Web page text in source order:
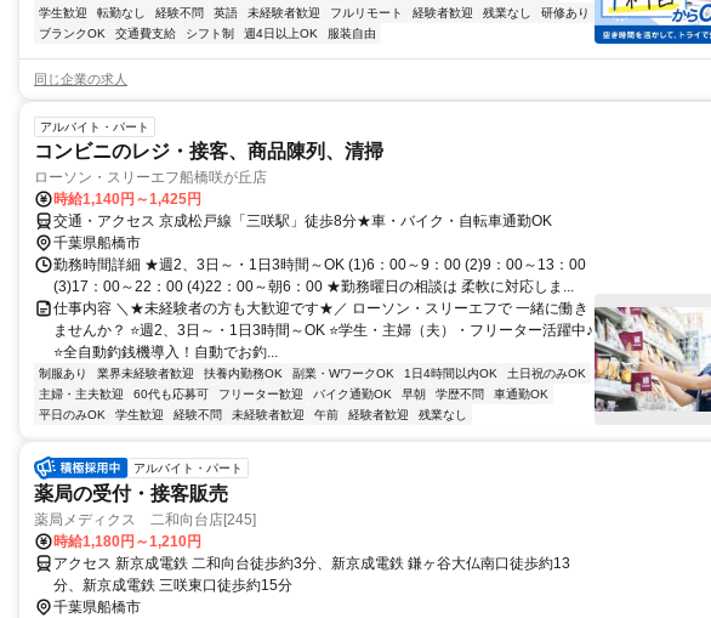
学生歓迎
転勤なし 経験不問 英語 未経験者歓迎 フルリモート 経験者歓迎 残業なし
研修あり
ブランクOK
交通費支給 シフト制 週4日以上OK 服装自由
同じ企業の求人
アルバイト・パート
コンビニのレジ・接客、商品陳列、清掃
ローソン・スリーエフ船橋咲が丘店
時給1,140円～1,425円
交通・アクセス 京成松戸線「三咲駅」徒歩8分★車・バイク・自転車通勤OK
千葉県船橋市
勤務時間詳細 ★週2、3日～・1日3時間～OK (1)6：00～9：00 (2)9：00～13：00
(3)17：00～22：00 (4)22：00～朝6：00 ★勤務曜日の相談は 柔軟に対応しま...
仕事内容 ＼★未経験者の方も大歓迎です★／ ローソン・スリーエフで 一緒に働き
ませんか？ ⭐週2、3日～・1日3時間～OK ⭐学生・主婦（夫）・フリーター活躍中♪
⭐全自動釣銭機導入！自動でお釣...
制服あり 業界未経験者歓迎 扶養内勤務OK 副業・WワークOK 1日4時間以内OK
土日祝のみOK
主婦・主夫歓迎
60代も応募可 フリーター歓迎 バイク通勤OK 早朝 学歴不問
車通勤OK
平日のみOK
学生歓迎 経験不問 未経験者歓迎 午前 経験者歓迎 残業なし
アルバイト・パート
薬局の受付・接客販売
薬局メディクス 二和向台店[245]
時給1,180円～1,210円
アクセス 新京成電鉄 二和向台徒歩約3分、新京成電鉄 鎌ヶ谷大仏南口徒歩約13
分、新京成電鉄 三咲東口徒歩約15分
千葉県船橋市